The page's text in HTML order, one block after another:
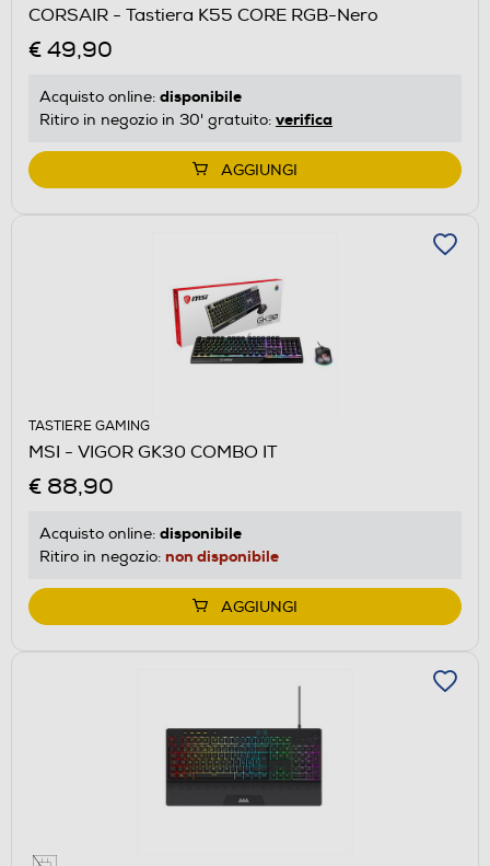
CORSAIR - Tastiera K55 CORE RGB-Nero
€ 49,90
Acquisto online: disponibile
Ritiro in negozio in 30' gratuito: verifica
AGGIUNGI
TASTIERE GAMING
MSI - VIGOR GK30 COMBO IT
€ 88,90
Acquisto online: disponibile
Ritiro in negozio: non disponibile
AGGIUNGI